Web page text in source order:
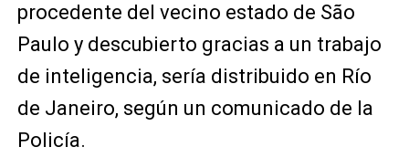
procedente del vecino estado de São
Paulo y descubierto gracias a un trabajo
de inteligencia, sería distribuido en Río
de Janeiro, según un comunicado de la
Policía.